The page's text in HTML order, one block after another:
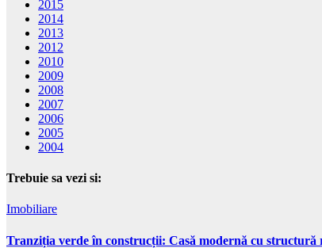
2015
2014
2013
2012
2010
2009
2008
2007
2006
2005
2004
Trebuie sa vezi si:
Imobiliare
Tranziția verde în construcții: Casă modernă cu structură